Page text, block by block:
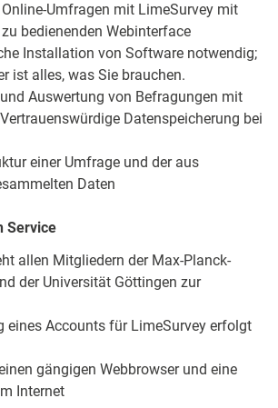
Umfragen mit LimeSurvey mit
bedienenden Webinterface
Installation von Software notwendig;
ist alles, was Sie brauchen.
Auswertung von Befragungen mit
Datenspeicherung bei
einer Umfrage und der aus
Daten
Service
allen Mitgliedern der Max-Planck-
der Universität Göttingen zur
eines Accounts für LimeSurvey erfolgt
gängigen Webbrowser und eine
Internet